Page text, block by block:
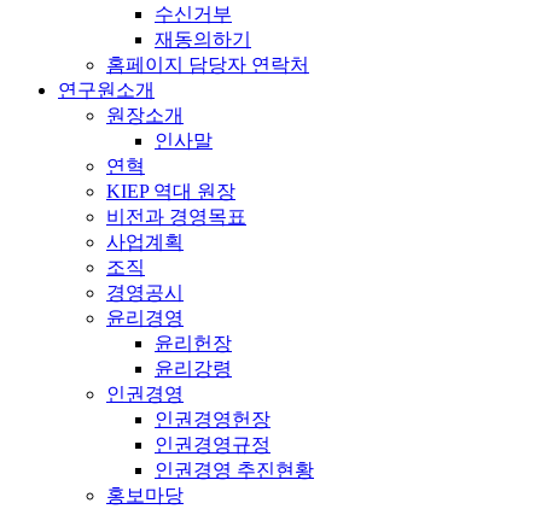
수신거부
재동의하기
홈페이지 담당자 연락처
연구원소개
원장소개
인사말
연혁
KIEP 역대 원장
비전과 경영목표
사업계획
조직
경영공시
윤리경영
윤리헌장
윤리강령
인권경영
인권경영헌장
인권경영규정
인권경영 추진현황
홍보마당